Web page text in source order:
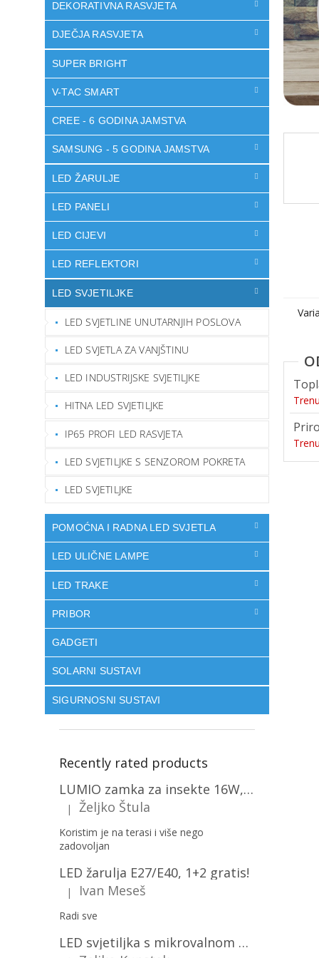
DEKORATIVNA RASVJETA
DJEČJA RASVJETA
SUPER BRIGHT
V-TAC SMART
CREE - 6 GODINA JAMSTVA
SAMSUNG - 5 GODINA JAMSTVA
LED ŽARULJE
LED PANELI
LED CIJEVI
LED REFLEKTORI
LED SVJETILJKE
LED SVJETLINE UNUTARNJIH POSLOVA
LED SVJETLA ZA VANJŠTINU
LED INDUSTRIJSKE SVJETILJKE
HITNA LED SVJETILJKE
IP65 PROFI LED RASVJETA
LED SVJETILJKE S SENZOROM POKRETA
LED SVJETILJKE
POMOĆNA I RADNA LED SVJETLA
LED ULIČNE LAMPE
LED TRAKE
PRIBOR
GADGETI
SOLARNI SUSTAVI
SIGURNOSNI SUSTAVI
Recently rated products
LUMIO zamka za insekte 16W, 1+1 gratis! [MKE004]
The product rating is 5 out of 5 stars.
| Željko Štula
Koristim je na terasi i više nego
zadovoljan
LED žarulja E27/E40, 1+2 gratis!
The product rating is 5 out of 5 stars.
| Ivan Meseš
Radi sve
LED svjetiljka s mikrovalnom pećnicom i svjetlosnim senzorom 36W, 3820lm, okrugla, bijeli okvir/2-PACK!